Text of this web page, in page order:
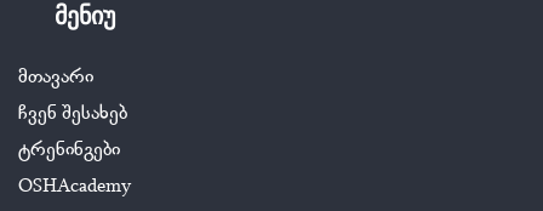
მენიუ
მთავარი
ჩვენ შესახებ
ტრენინგები
OSHAcademy